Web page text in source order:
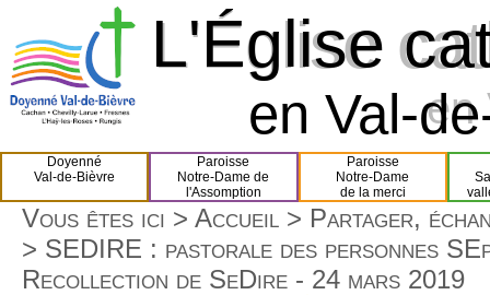
L'Église
L'Église
en
en Val-
Doyenné
Val-de-Bièvre
Paroisse
Notre-Dame de
l'Assomption
Paroisse
Notre-Dame
de la merci
Vous êtes ici > Accueil > Partager,
> SEDIRE : pastorale des personnes
Recollection de SeDire - 24 mars 2019